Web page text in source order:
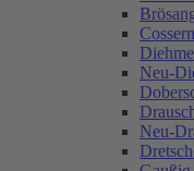
Neu-
Neu-